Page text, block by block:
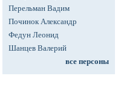
Перельман Вадим
Починок Александр
Федун Леонид
Шанцев Валерий
все персоны